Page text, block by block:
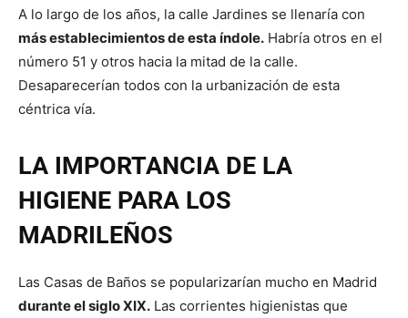
A lo largo de los años, la calle Jardines se llenaría con
más establecimientos de esta índole. Habría otros en el
número 51 y otros hacia la mitad de la calle.
Desaparecerían todos con la urbanización de esta
céntrica vía.
LA IMPORTANCIA DE LA
HIGIENE PARA LOS
MADRILEÑOS
Las Casas de Baños se popularizarían mucho en Madrid
durante el siglo XIX. Las corrientes higienistas que